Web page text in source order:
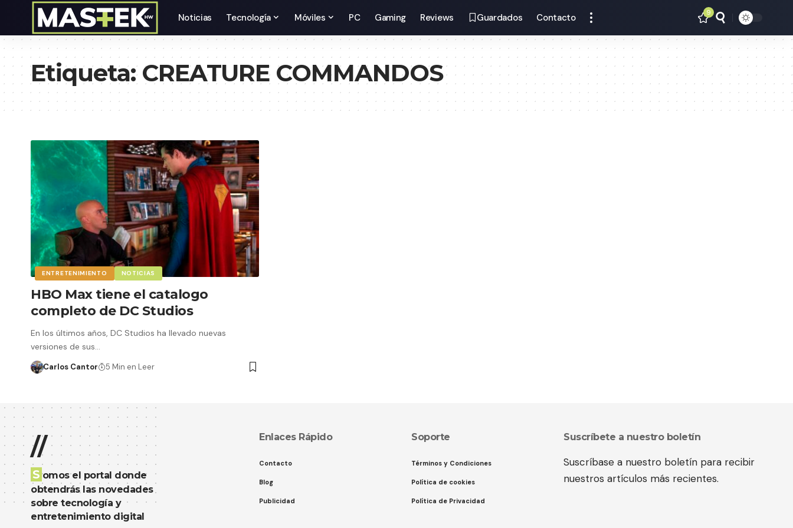
Noticias Tecnología Móviles PC Gaming Reviews Guardados Contacto 9
Etiqueta:CREATURE COMMANDOS
ENTRETENIMIENTO NOTICIAS
HBO Max tiene el catalogo
completo de DC Studios
En los últimos años, DC Studios ha llevado nuevas
versiones de sus…
Carlos Cantor 5 Min en Leer
//
S omos el portal donde
obtendrás las novedades
sobre tecnología y
entretenimiento digital
Enlaces Rápido
Contacto
Blog
Publicidad
Soporte
Términos y Condiciones
Política de cookies
Política de Privacidad
Suscríbete a nuestro boletín
Suscríbase a nuestro boletín para recibir
nuestros artículos más recientes.